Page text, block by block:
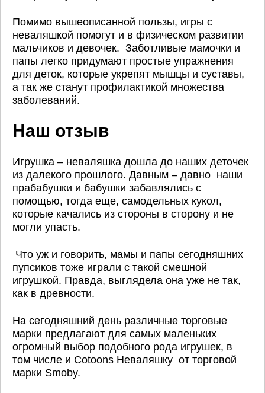
Помимо вышеописанной пользы, игры с
неваляшкой помогут и в физическом развитии
мальчиков и девочек. Заботливые мамочки и
папы легко придумают простые упражнения
для деток, которые укрепят мышцы и суставы,
а так же станут профилактикой множества
заболеваний.
Наш отзыв
Игрушка – неваляшка дошла до наших деточек
из далекого прошлого. Давным – давно наши
прабабушки и бабушки забавлялись с
помощью, тогда еще, самодельных кукол,
которые качались из стороны в сторону и не
могли упасть.
Что уж и говорить, мамы и папы сегодняшних
пупсиков тоже играли с такой смешной
игрушкой. Правда, выглядела она уже не так,
как в древности.
На сегодняшний день различные торговые
марки предлагают для самых маленьких
огромный выбор подобного рода игрушек, в
том числе и Cotoons Неваляшку от торговой
марки Smoby.